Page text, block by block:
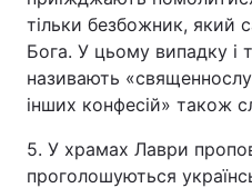
тільки безбожник, який
Бога. У цьому випадку і
називають
інших конфесій» також
5. У храмах Лаври
проголошуються